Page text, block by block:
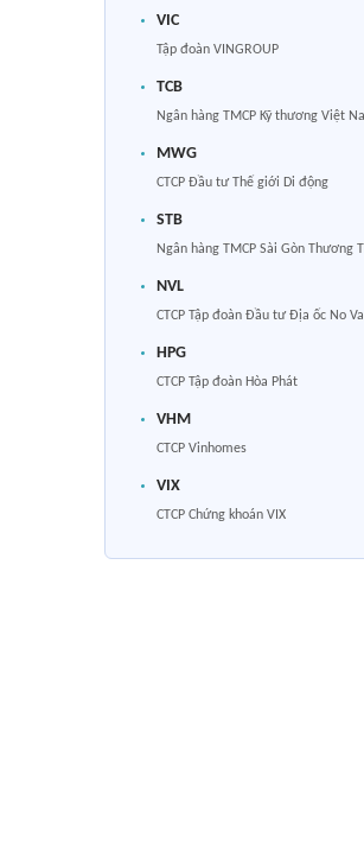
VIC
Tập đoàn VINGROUP
TCB
Ngân hàng TMCP Kỹ thương Việt
MWG
CTCP Đầu tư Thế giới Di động
STB
Ngân hàng TMCP Sài Gòn Thương
NVL
CTCP Tập đoàn Đầu tư Địa ốc No Va
HPG
CTCP Tập đoàn Hòa Phát
VHM
CTCP Vinhomes
VIX
CTCP Chứng khoán VIX